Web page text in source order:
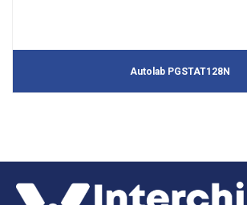
Autolab PGSTAT128N